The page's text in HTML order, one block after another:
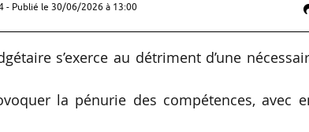
- Publié le 30/06/2026 à 13:00
s’exerce au détriment d’une
la pénurie des compétences, avec